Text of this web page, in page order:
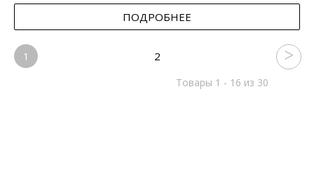
ПОДРОБНЕЕ
1 2
Товары 1 - 16 из 30